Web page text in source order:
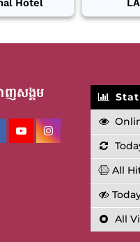
Hotel
ញសង្គម
All
All